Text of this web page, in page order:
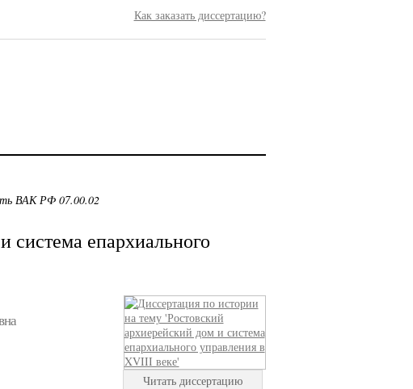
Как заказать диссертацию?
ВАК РФ 07.00.02
система епархиального
Читать диссертацию